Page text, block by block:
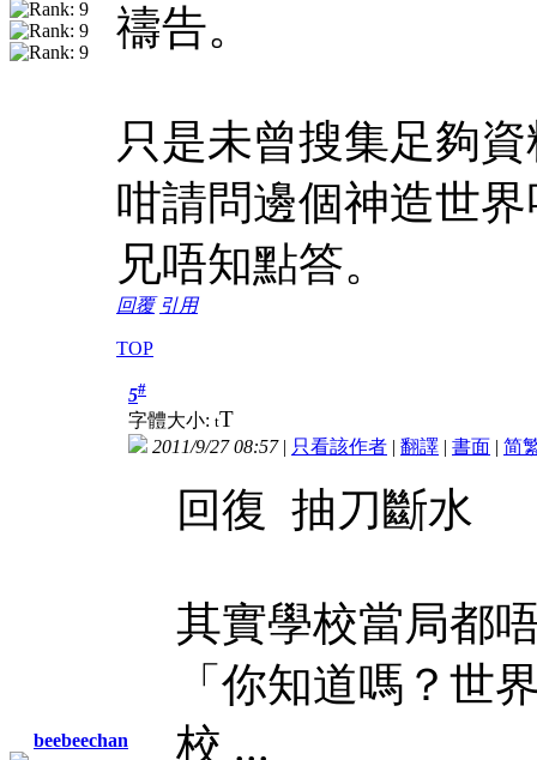
禱告。
只是未曾搜集足夠
咁請問邊個神造世
兄唔知點答。
回覆 引用
TOP
beebeechan
5#
字體大小: tT
2011/9/27 08:57| 只看該作者 | 翻譯 | 書面 | 简
回復 抽刀斷水
其實學校當局都
「你知道嗎？世
校 ...